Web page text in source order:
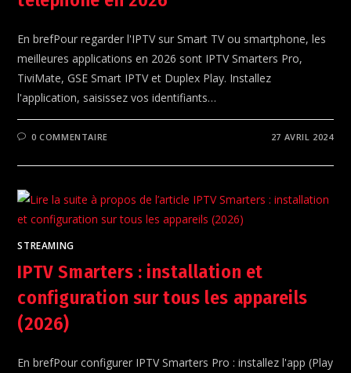
En brefPour regarder l'IPTV sur Smart TV ou smartphone, les
meilleures applications en 2026 sont IPTV Smarters Pro,
TiviMate, GSE Smart IPTV et Duplex Play. Installez
l'application, saisissez vos identifiants…
0 COMMENTAIRE 27 AVRIL 2024
STREAMING
IPTV Smarters : installation et
configuration sur tous les appareils
(2026)
En brefPour configurer IPTV Smarters Pro : installez l'app (Play